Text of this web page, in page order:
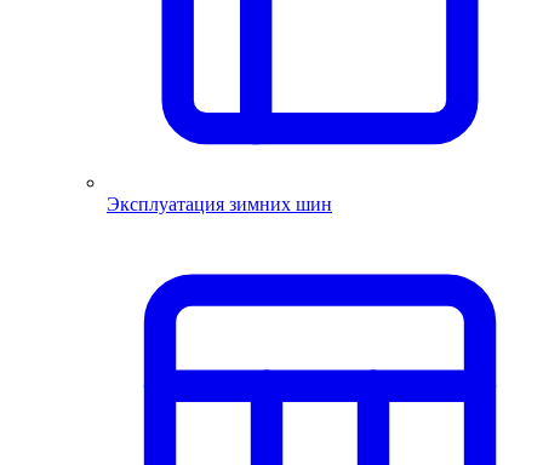
Эксплуатация зимних шин